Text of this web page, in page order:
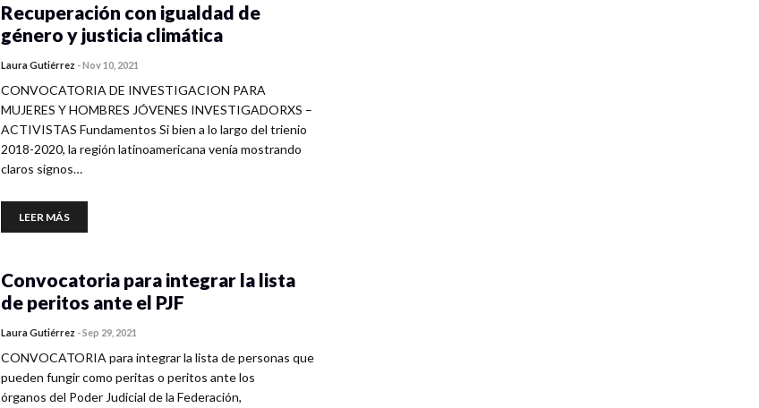
Recuperación con igualdad de
género y justicia climática
Laura Gutiérrez -Nov 10, 2021
CONVOCATORIA DE INVESTIGACION PARA
MUJERES Y HOMBRES JÓVENES INVESTIGADORXS –
ACTIVISTAS Fundamentos Si bien a lo largo del trienio
2018-2020, la región latinoamericana venía mostrando
claros signos…
LEER MÁS
Convocatoria para integrar la lista
de peritos ante el PJF
Laura Gutiérrez -Sep 29, 2021
CONVOCATORIA para integrar la lista de personas que
pueden fungir como peritas o peritos ante los
órganos del Poder Judicial de la Federación,